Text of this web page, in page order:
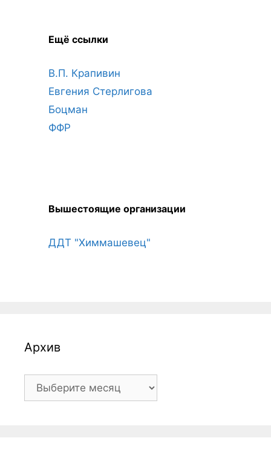
Ещё ссылки
В.П. Крапивин
Евгения Стерлигова
Боцман
ФФР
Вышестоящие организации
ДДТ "Химмашевец"
Архив
Архив